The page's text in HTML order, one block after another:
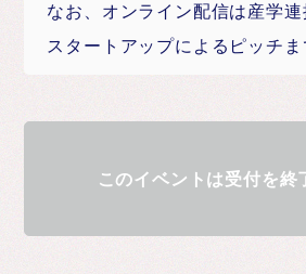
なお、オンライン配信は産学
スタートアップによるピッチま
このイベントは受付を終